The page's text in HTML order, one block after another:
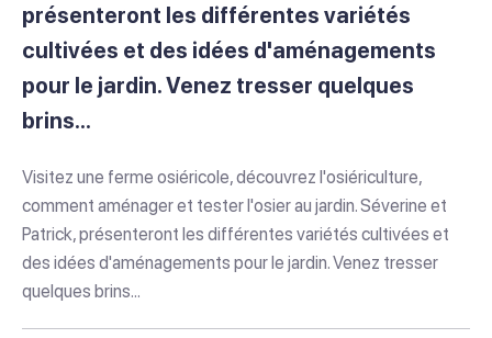
présenteront les différentes variétés
cultivées et des idées d'aménagements
pour le jardin. Venez tresser quelques
brins...
Visitez une ferme osiéricole, découvrez l'osiériculture,
comment aménager et tester l'osier au jardin. Séverine et
Patrick, présenteront les différentes variétés cultivées et
des idées d'aménagements pour le jardin. Venez tresser
quelques brins...